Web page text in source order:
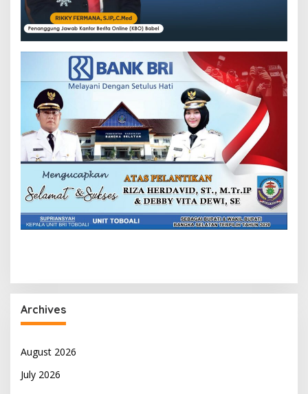
Archives
August 2026
July 2026